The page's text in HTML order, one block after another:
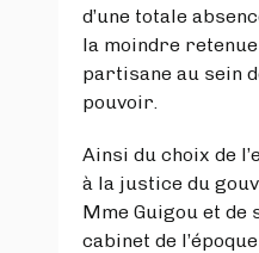
d’une totale
la moindre
partisane au sein
pouvoir.
Ainsi du choix de
à la justice du
Mme Guigou et de
cabinet de